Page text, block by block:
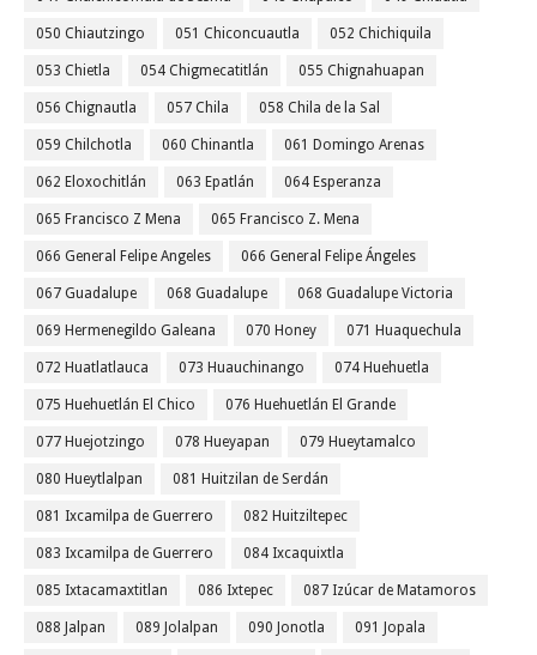
050 Chiautzingo 051 Chiconcuautla 052 Chichiquila
053 Chietla 054 Chigmecatitlán 055 Chignahuapan
056 Chignautla 057 Chila 058 Chila de la Sal
059 Chilchotla 060 Chinantla 061 Domingo Arenas
062 Eloxochitlán 063 Epatlán 064 Esperanza
065 Francisco Z Mena 065 Francisco Z. Mena
066 General Felipe Angeles 066 General Felipe Ángeles
067 Guadalupe 068 Guadalupe 068 Guadalupe Victoria
069 Hermenegildo Galeana 070 Honey 071 Huaquechula
072 Huatlatlauca 073 Huauchinango 074 Huehuetla
075 Huehuetlán El Chico 076 Huehuetlán El Grande
077 Huejotzingo 078 Hueyapan 079 Hueytamalco
080 Hueytlalpan 081 Huitzilan de Serdán
081 Ixcamilpa de Guerrero 082 Huitziltepec
083 Ixcamilpa de Guerrero 084 Ixcaquixtla
085 Ixtacamaxtitlan 086 Ixtepec 087 Izúcar de Matamoros
088 Jalpan 089 Jolalpan 090 Jonotla 091 Jopala